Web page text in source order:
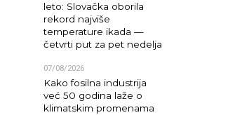
leto: Slovačka oborila
rekord najviše
temperature ikada —
četvrti put za pet nedelja
07/08/2026
Kako fosilna industrija
već 50 godina laže o
klimatskim promenama